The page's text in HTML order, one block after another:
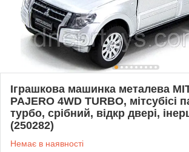
Іграшкова машинка металева
PAJERO 4WD TURBO, мітсубісі
турбо, срібний, відкр двері,
(250282)
Немає в наявності